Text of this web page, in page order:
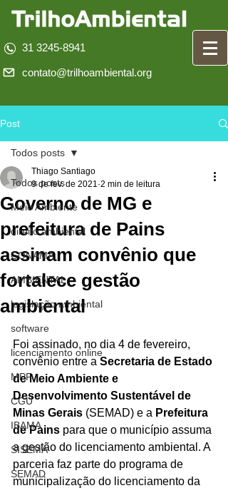
31 3245-8941
contato@trilhoambiental.org
Post
Todos posts
Meio Ambiente
direito ambiental
CONAMA
AMBIENTAL
legislação ambiental
software
licenciamento online
MPF
CGU
IBAMA
SISEMA
SEMAD
Todos posts
Governo de MG e
prefeitura de Pains
assinam convênio que
fortalece gestão
ambiental
Thiago Santiago
9 de fev. de 2021 2 min de leitura
Foi assinado, no dia 4 de fevereiro,
convênio entre a Secretaria de Estado
de Meio Ambiente e
Desenvolvimento Sustentável de
Minas Gerais (SEMAD) e a Prefeitura
de Pains para que o município assuma
a gestão do licenciamento ambiental. A
parceria faz parte do programa de
municipalização do licenciamento da